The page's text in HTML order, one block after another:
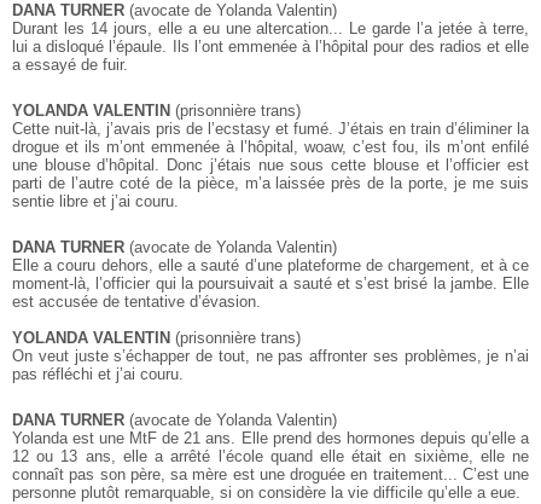
DANA TURNER (avocate de Yolanda Valentin)
Durant les 14 jours, elle a eu une altercation... Le garde l’a jetée à terre,
lui a disloqué l’épaule. Ils l’ont emmenée à l’hôpital pour des radios et elle
a essayé de fuir.
YOLANDA VALENTIN (prisonnière trans)
Cette nuit-là, j’avais pris de l’ecstasy et fumé. J’étais en train d’éliminer la
drogue et ils m’ont emmenée à l’hôpital, woaw, c’est fou, ils m’ont enfilé
une blouse d’hôpital. Donc j’étais nue sous cette blouse et l’officier est
parti de l’autre coté de la pièce, m’a laissée près de la porte, je me suis
sentie libre et j’ai couru.
DANA TURNER (avocate de Yolanda Valentin)
Elle a couru dehors, elle a sauté d’une plateforme de chargement, et à ce
moment-là, l’officier qui la poursuivait a sauté et s’est brisé la jambe. Elle
est accusée de tentative d’évasion.
YOLANDA VALENTIN (prisonnière trans)
On veut juste s’échapper de tout, ne pas affronter ses problèmes, je n’ai
pas réfléchi et j’ai couru.
DANA TURNER (avocate de Yolanda Valentin)
Yolanda est une MtF de 21 ans. Elle prend des hormones depuis qu’elle a
12 ou 13 ans, elle a arrêté l’école quand elle était en sixième, elle ne
connaît pas son père, sa mère est une droguée en traitement... C’est une
personne plutôt remarquable, si on considère la vie difficile qu’elle a eue.